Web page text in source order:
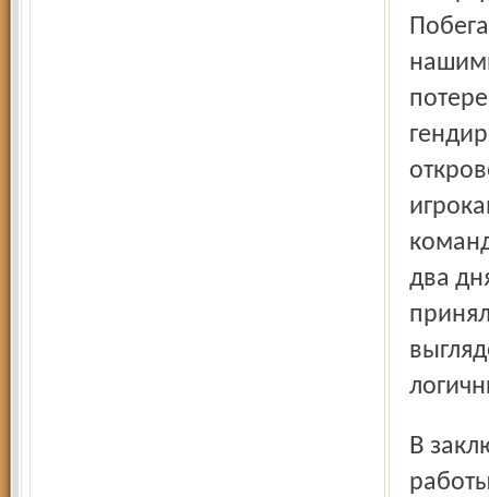
два
В заключение гендиректор подчеркнул, что за всё время